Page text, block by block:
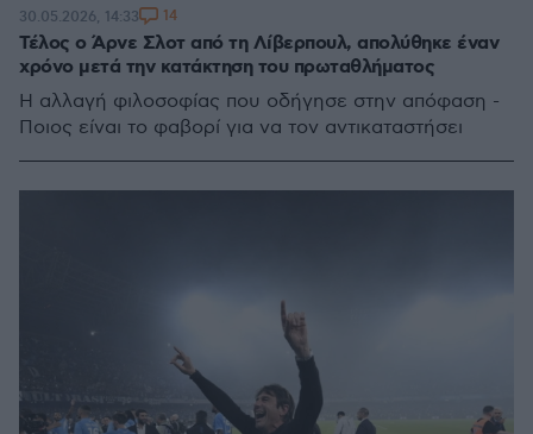
Τέλος ο Άρνε Σλοτ από τη Λίβερπουλ, απολύθηκε έναν
χρόνο μετά την κατάκτηση του πρωταθλήματος
Η αλλαγή φιλοσοφίας που οδήγησε στην απόφαση -
Ποιος είναι το φαβορί για να τον αντικαταστήσει
30.05.2026, 14:33 14